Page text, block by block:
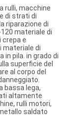
rulli, macchine
di strati di
riparazione di
materiale di
crepa e
materiale di
pila. in grado di
superficie del
al corpo del
bassa lega,
altamente
rulli motori,
saldato